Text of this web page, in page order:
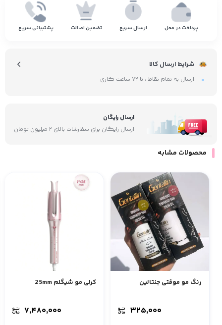
پرداخت در محل ارسال سریع تضمین اصالت پشتیبانی سریع
شرایط ارسال کالا
ارسال به تمام نقاط ، تا ۷۲ ساعت کاری
ارسال رایگان
ارسال رایگان برای سفارشات بالای ۲ میلیون تومان
محصولات مشابه
رنگ مو موقتی جنتالین
۳۲۵,۰۰۰
کرلی مو شیگلم 25mm
۷,۴۸۰,۰۰۰